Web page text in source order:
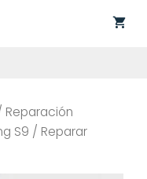
Reparación
S9 / Reparar